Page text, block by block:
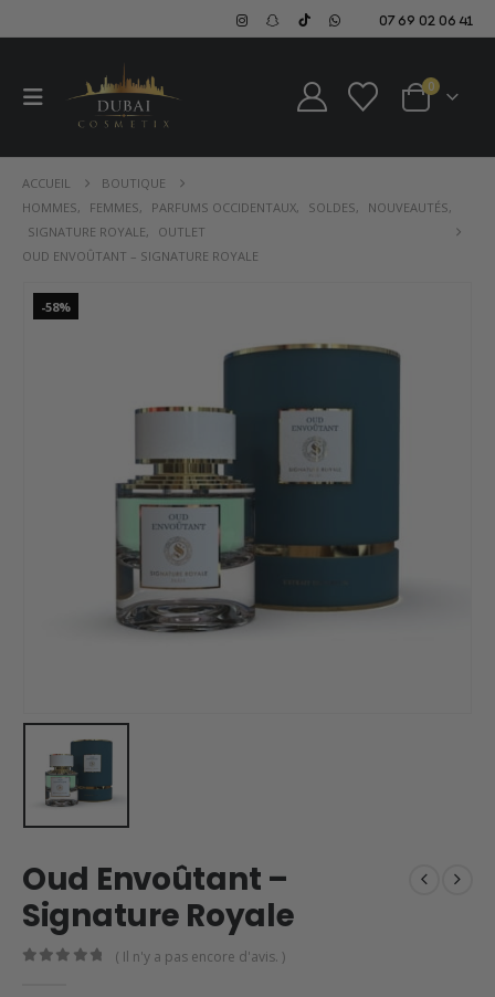
07 69 02 06 41
0
ACCUEIL
BOUTIQUE
HOMMES, FEMMES, PARFUMS OCCIDENTAUX, SOLDES, NOUVEAUTÉS,
SIGNATURE ROYALE,
OUTLET
OUD ENVOÛTANT – SIGNATURE ROYALE
-58%
Oud Envoûtant –
Signature Royale
( Il n'y a pas encore d'avis. )